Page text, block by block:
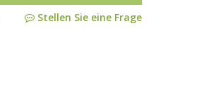
Stellen Sie eine Frage